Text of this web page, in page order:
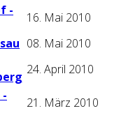
-
16. Mai 2010
08. Mai 2010
24. April 2010
21. März 2010